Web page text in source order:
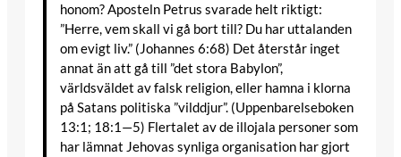
honom? Aposteln Petrus svarade helt riktigt:
”Herre, vem skall vi gå bort till? Du har uttalanden
om evigt liv.” (Johannes 6:68) Det återstår inget
annat än att gå till ”det stora Babylon”,
världsväldet av falsk religion, eller hamna i klorna
på Satans politiska ”vilddjur”. (Uppenbarelseboken
13:1; 18:1—5) Flertalet av de illojala personer som
har lämnat Jehovas synliga organisation har gjort